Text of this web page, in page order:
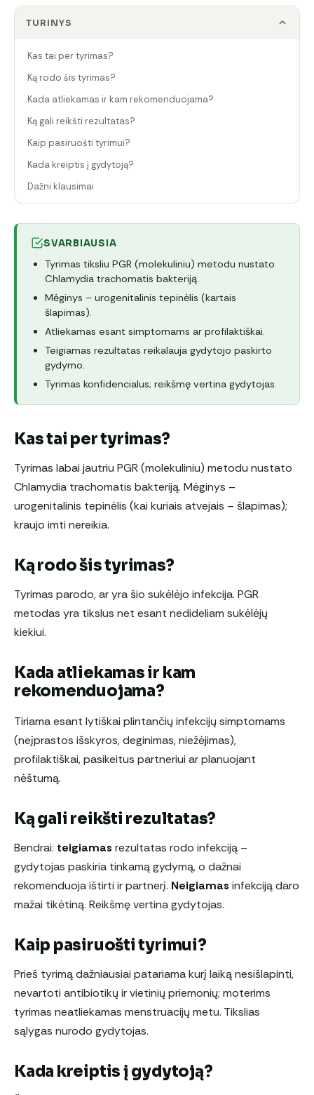
TURINYS
Kas tai per tyrimas?
Ką rodo šis tyrimas?
Kada atliekamas ir kam rekomenduojama?
Ką gali reikšti rezultatas?
Kaip pasiruošti tyrimui?
Kada kreiptis į gydytoją?
Dažni klausimai
SVARBIAUSIA
Tyrimas tiksliu PGR (molekuliniu) metodu nustato
Chlamydia trachomatis bakteriją.
Mėginys – urogenitalinis tepinėlis (kartais
šlapimas).
Atliekamas esant simptomams ar profilaktiškai.
Teigiamas rezultatas reikalauja gydytojo paskirto
gydymo.
Tyrimas konfidencialus; reikšmę vertina gydytojas.
Kas tai per tyrimas?
Tyrimas labai jautriu PGR (molekuliniu) metodu nustato
Chlamydia trachomatis bakteriją. Mėginys –
urogenitalinis tepinėlis (kai kuriais atvejais – šlapimas);
kraujo imti nereikia.
Ką rodo šis tyrimas?
Tyrimas parodo, ar yra šio sukėlėjo infekcija. PGR
metodas yra tikslus net esant nedideliam sukėlėjų
kiekiui.
Kada atliekamas ir kam
rekomenduojama?
Tiriama esant lytiškai plintančių infekcijų simptomams
(neįprastos išskyros, deginimas, niežėjimas),
profilaktiškai, pasikeitus partneriui ar planuojant
nėštumą.
Ką gali reikšti rezultatas?
Bendrai: teigiamas rezultatas rodo infekciją –
gydytojas paskiria tinkamą gydymą, o dažnai
rekomenduoja ištirti ir partnerį. Neigiamas infekciją daro
mažai tikėtiną. Reikšmę vertina gydytojas.
Kaip pasiruošti tyrimui?
Prieš tyrimą dažniausiai patariama kurį laiką nesišlapinti,
nevartoti antibiotikų ir vietinių priemonių; moterims
tyrimas neatliekamas menstruacijų metu. Tikslias
sąlygas nurodo gydytojas.
Kada kreiptis į gydytoją?